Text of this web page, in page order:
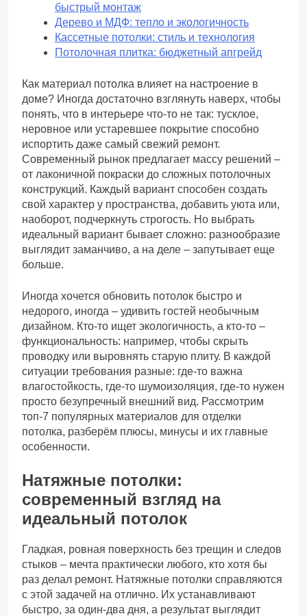
быстрый монтаж
Дерево и МДФ: тепло и экологичность
Кассетные потолки: стиль и технология
Потолочная плитка: бюджетный апгрейд
Как материал потолка влияет на настроение в
доме? Иногда достаточно взглянуть наверх, чтобы
понять, что в интерьере что-то не так: тусклое,
неровное или устаревшее покрытие способно
испортить даже самый свежий ремонт.
Современный рынок предлагает массу решений –
от лаконичной покраски до сложных потолочных
конструкций. Каждый вариант способен создать
свой характер у пространства, добавить уюта или,
наоборот, подчеркнуть строгость. Но выбрать
идеальный вариант бывает сложно: разнообразие
выглядит заманчиво, а на деле – запутывает еще
больше.
Иногда хочется обновить потолок быстро и
недорого, иногда – удивить гостей необычным
дизайном. Кто-то ищет экологичность, а кто-то –
функциональность: например, чтобы скрыть
проводку или выровнять старую плиту. В каждой
ситуации требования разные: где-то важна
влагостойкость, где-то шумоизоляция, где-то нужен
просто безупречный внешний вид. Рассмотрим
топ-7 популярных материалов для отделки
потолка, разберём плюсы, минусы и их главные
особенности.
Натяжные потолки:
современный взгляд на
идеальный потолок
Гладкая, ровная поверхность без трещин и следов
стыков – мечта практически любого, кто хотя бы
раз делал ремонт. Натяжные потолки справляются
с этой задачей на отлично. Их устанавливают
быстро, за один-два дня, а результат выглядит